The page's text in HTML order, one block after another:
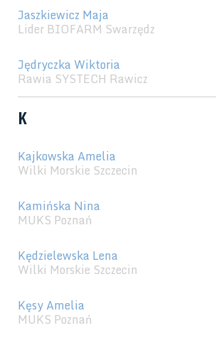
Jaszkiewicz Maja
Lider BIOFARM Swarzędz
Jędryczka Wiktoria
Rawia SYSTECH Rawicz
K
Kajkowska Amelia
Wilki Morskie Szczecin
Kamińska Nina
MUKS Poznań
Kędzielewska Lena
Wilki Morskie Szczecin
Kęsy Amelia
MUKS Poznań